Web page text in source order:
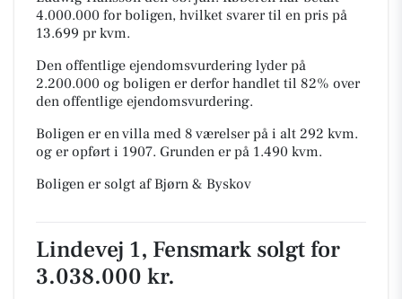
4.000.000 for boligen, hvilket svarer til en pris på
13.699 pr kvm.
Den offentlige ejendomsvurdering lyder på
2.200.000 og boligen er derfor handlet til 82% over
den offentlige ejendomsvurdering.
Boligen er en villa med 8 værelser på i alt 292 kvm.
og er opført i 1907. Grunden er på 1.490 kvm.
Boligen er solgt af Bjørn & Byskov
Lindevej 1, Fensmark solgt for
3.038.000 kr.